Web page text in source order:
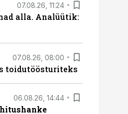
07.08.26, 11:24
alla. Analüütik:
07.08.26, 08:00
toidutöösturiteks
06.08.26, 14:44